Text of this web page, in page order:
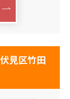
見区竹田